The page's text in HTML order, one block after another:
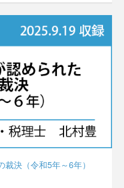
決（令和5年～6年）